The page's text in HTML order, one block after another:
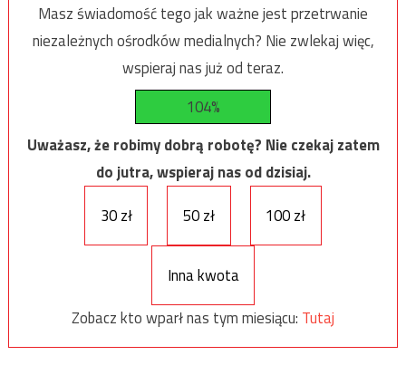
Masz świadomość tego jak ważne jest przetrwanie
niezależnych ośrodków medialnych? Nie zwlekaj więc,
wspieraj nas już od teraz.
104%
Uważasz, że robimy dobrą robotę? Nie czekaj zatem
do jutra, wspieraj nas od dzisiaj.
30 zł
50 zł 100 zł
Inna kwota
Zobacz kto wparł nas tym miesiącu: Tutaj